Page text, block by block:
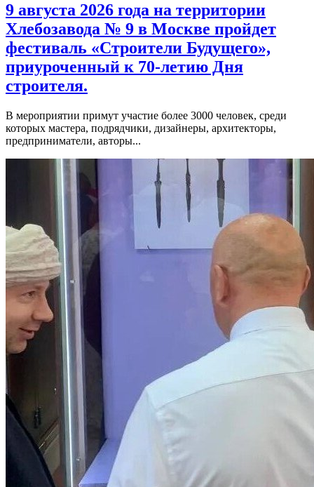
9 августа 2026 года на территории
Хлебозавода № 9 в Москве пройдет
фестиваль «Строители Будущего»,
приуроченный к 70-летию Дня
строителя.
В мероприятии примут участие более 3000 человек, среди
которых мастера, подрядчики, дизайнеры, архитекторы,
предприниматели, авторы...